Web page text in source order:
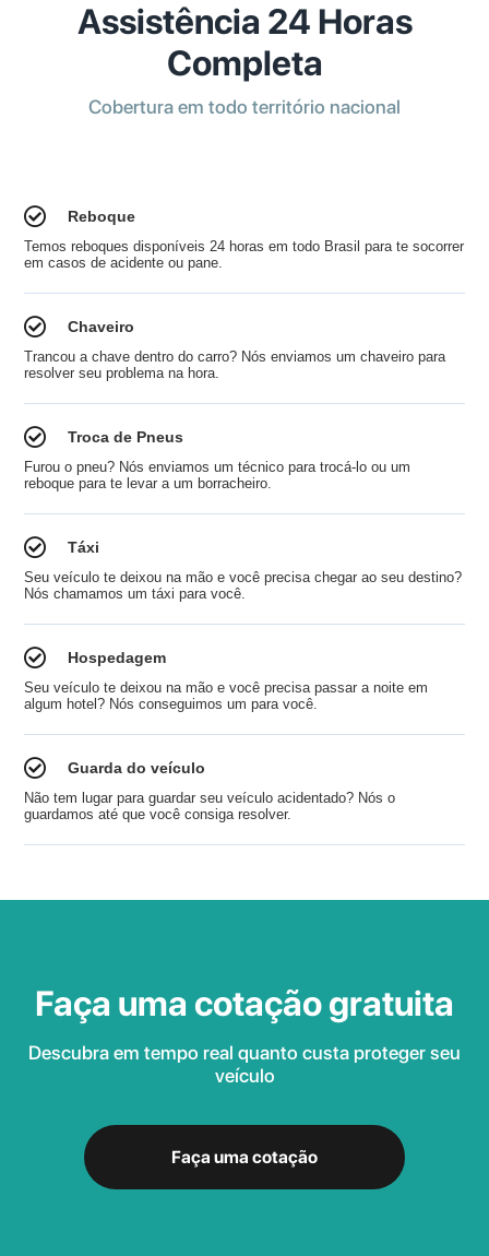
Assistência 24 Horas
Completa
Cobertura em todo território nacional
Reboque
Temos reboques disponíveis 24 horas em todo Brasil para te socorrer
em casos de acidente ou pane.
Chaveiro
Trancou a chave dentro do carro? Nós enviamos um chaveiro para
resolver seu problema na hora.
Troca de Pneus
Furou o pneu? Nós enviamos um técnico para trocá-lo ou um
reboque para te levar a um borracheiro.
Táxi
Seu veículo te deixou na mão e você precisa chegar ao seu destino?
Nós chamamos um táxi para você.
Hospedagem
Seu veículo te deixou na mão e você precisa passar a noite em
algum hotel? Nós conseguimos um para você.
Guarda do veículo
Não tem lugar para guardar seu veículo acidentado? Nós o
guardamos até que você consiga resolver.
Faça uma cotação gratuita
Descubra em tempo real quanto custa proteger seu
veículo
Faça uma cotação